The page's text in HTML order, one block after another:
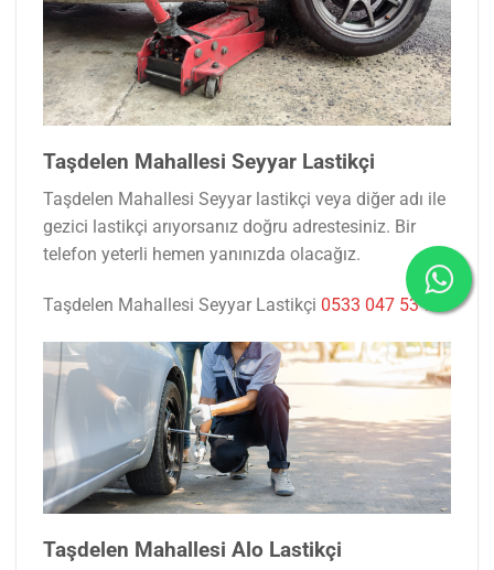
Taşdelen Mahallesi Seyyar Lastikçi
Taşdelen Mahallesi Seyyar lastikçi veya diğer adı ile
gezici lastikçi arıyorsanız doğru adrestesiniz. Bir
telefon yeterli hemen yanınızda olacağız.
Taşdelen Mahallesi Seyyar Lastikçi 0533 047 53 77
Taşdelen Mahallesi Alo Lastikçi